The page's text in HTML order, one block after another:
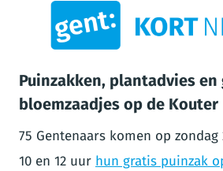
PNG
Puinzakken, plantadvies en
bloemzaadjes op de Kouter
75 Gentenaars komen op
10 en 12 uur hun gratis puinzak